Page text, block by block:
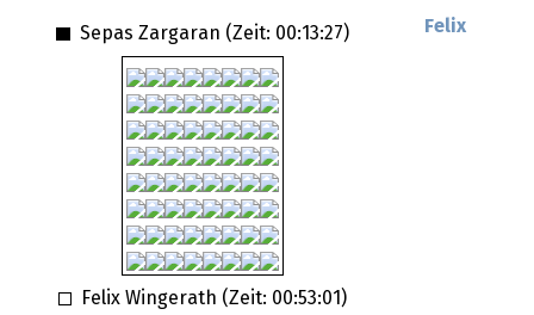
Sepas Zargaran (Zeit: 00:13:27)
Felix Wingerath (Zeit: 00:53:01 )
Felix